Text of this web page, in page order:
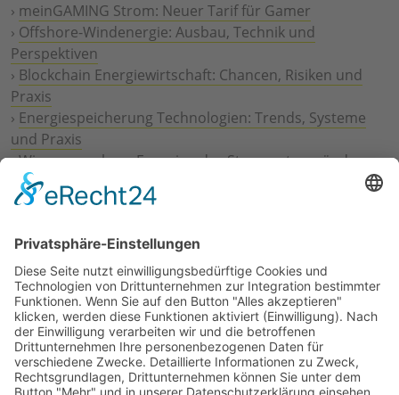
› meinGAMING Strom: Neuer Tarif für Gamer
› Offshore-Windenergie: Ausbau, Technik und
Perspektiven
› Blockchain Energiewirtschaft: Chancen, Risiken und
Praxis
› Energiespeicherung Technologien: Trends, Systeme
und Praxis
›Wie erneuerbare Energien das Stromnetz verändern
Digitalisierung Energiewirtschaft: Effizienz, Netze und
Prozesse
Geschäftsmodelle
›Vorstandswechsel Westenergie: Böddeling übernimmt
befristet
›Wasserstoff-Hochlauf: Dialog, Infrastruktur und
konkrete Schritte
›Solaranlage Regenbogenfarben: FC St. Pauli und
LichtBlick installieren erste weltweite Anlage